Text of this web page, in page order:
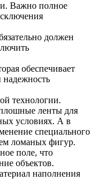
Важно полное
должен
обеспечивает
надежность
технологии.
ленты для
условиях. А в
специального
ломаных фигур.
поле, что
объектов.
наполнения